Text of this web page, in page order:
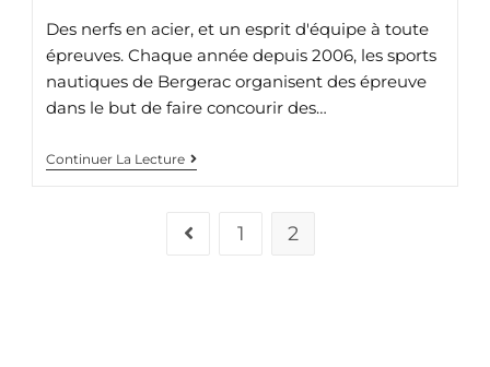
Des nerfs en acier, et un esprit d'équipe à toute
épreuves. Chaque année depuis 2006, les sports
nautiques de Bergerac organisent des épreuve
dans le but de faire concourir des…
Continuer La Lecture
1 2